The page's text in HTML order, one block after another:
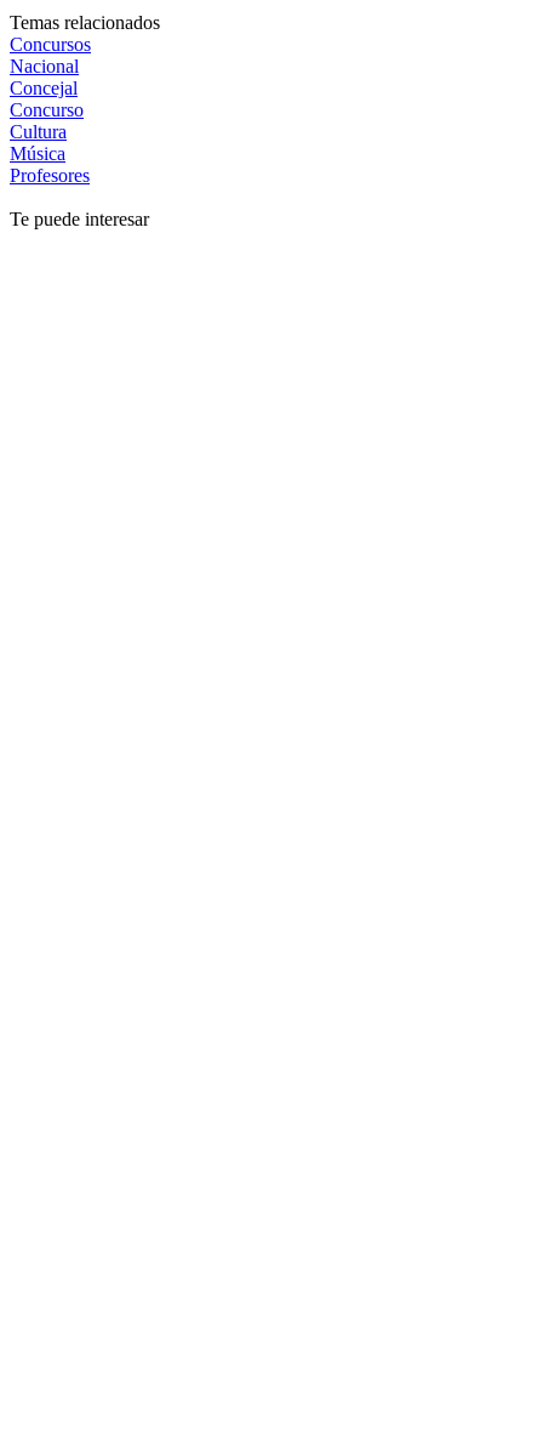
Temas relacionados
Concursos
Nacional
Concejal
Concurso
Cultura
Música
Profesores
Te puede interesar